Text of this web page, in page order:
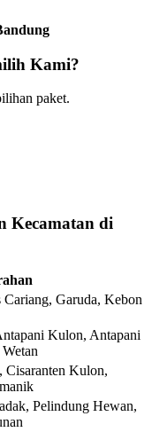
Kami?
paket.
Kecamatan di
Garuda, Kebon
Kulon, Antapani
Cisaranten Kulon,
Pelindung Hewan,